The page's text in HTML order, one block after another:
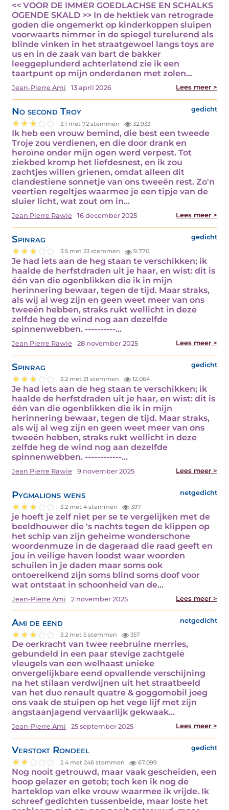
<< VOOR DE IMMER GOEDLACHSE EN SCHALKS
OGENDE SKALD >> In de hektiek van retrograde
goden die ongemerkt op kinderkoppen sluipen
voorwaarts nimmer in de spiegel turelurend als
blinde vinken in het straatgewoel langs toys are
us en in de zaak van bart de bakker
leeggeplunderd achterlatend zie ik een
taartpunt op mijn onderdanen met zolen…
Jean-Pierre Ami 13 april 2026 Lees meer >
No second Troy gedicht
3.1 met 72 stemmen 32.933
Ik heb een vrouw bemind, die best een tweede
Troje zou verdienen, en die door drank en
heroïne onder mijn ogen werd verpest. Tot
ziekbed kromp het liefdesnest, en ik zou
zachtjes willen grienen, omdat alleen dit
clandestiene sonnetje van ons tweeën rest. Zo'n
veertien regeltjes waarmee je een tipje van de
sluier licht, wat zout om in…
Jean Pierre Rawie 16 december 2025 Lees meer >
Spinrag gedicht
3.5 met 23 stemmen 9.770
Je had iets aan de heg staan te verschikken; ik
haalde de herfstdraden uit je haar, en wist: dit is
één van die ogenblikken die ik in mijn
herinnering bewaar, tegen de tijd. Maar straks,
als wij al weg zijn en geen weet meer van ons
tweeën hebben, straks rukt wellicht in deze
zelfde heg de wind nog aan dezelfde
spinnenwebben. ----------…
Jean Pierre Rawie 28 november 2025 Lees meer >
Spinrag gedicht
3.2 met 21 stemmen 12.064
Je had iets aan de heg staan te verschikken; ik
haalde de herfstdraden uit je haar, en wist: dit is
één van die ogenblikken die ik in mijn
herinnering bewaar, tegen de tijd. Maar straks,
als wij al weg zijn en geen weet meer van ons
tweeën hebben, straks rukt wellicht in deze
zelfde heg de wind nog aan dezelfde
spinnenwebben. ------------…
Jean Pierre Rawie 9 november 2025 Lees meer >
Pygmalions wens netgedicht
3.2 met 4 stemmen 397
je hoeft je zelf niet per se te vergelijken met de
beeldhouwer die 's nachts tegen de klippen op
het schip van zijn geheime wonderschone
woordenmuze in de dageraad die raad geeft en
jou in veilige haven loodst waar woorden
schuilen in je daden maar soms ook
ontoereikend zijn soms blind soms doof voor
wat ontstaat in schoonheid van de…
Jean-Pierre Ami 2 november 2025 Lees meer >
Ami de eend netgedicht
3.2 met 5 stemmen 357
De oerkracht van twee reebruine merries,
gebundeld in een paar stevige zachtgele
vleugels van een welhaast unieke
onvergelijkbare eend opvallende verschijning
na het stilaan verdwijnen uit het straatbeeld
van het duo renault quatre & goggomobil joeg
ons vaak de stuipen op het vege lijf met zijn
angstaanjagend vervaarlijk gekwaak…
Jean-Pierre Ami 25 september 2025 Lees meer >
Verstokt Rondeel gedicht
2.4 met 246 stemmen 67.099
Nog nooit getrouwd, maar vaak gescheiden, een
hoop gelazer en getob; toch ken ik nog de
harteklop van elke vrouw waarmee ik vrijde. Ik
schreef gedichten tussenbeide, maar loste het